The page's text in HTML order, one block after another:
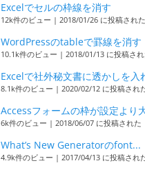
Excelでセルの枠線を消す
12k件のビュー | 2018/01/26 に投稿された
WordPressのtableで罫線を消す
10.1k件のビュー | 2018/01/13 に投稿さ
Excelで社外秘文書に透かしを入
8.1k件のビュー | 2020/02/12 に投稿され
Accessフォームの枠が設定より
6k件のビュー | 2018/06/07 に投稿された
What’s New Generatorのfont...
4.9k件のビュー | 2017/04/13 に投稿され